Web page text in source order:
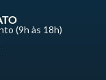
(9h às 18h)